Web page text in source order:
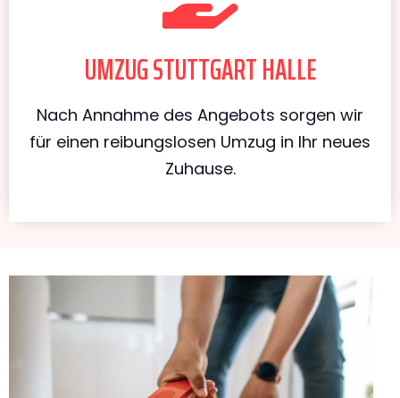
UMZUG STUTTGART HALLE
Nach Annahme des Angebots sorgen wir
für einen reibungslosen Umzug in Ihr neues
Zuhause.